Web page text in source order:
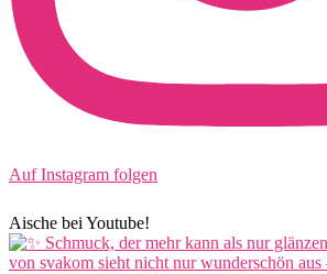
Auf Instagram folgen
Aische bei Youtube!